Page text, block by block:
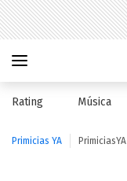
Rating Música
Primicias YA PrimiciasYA